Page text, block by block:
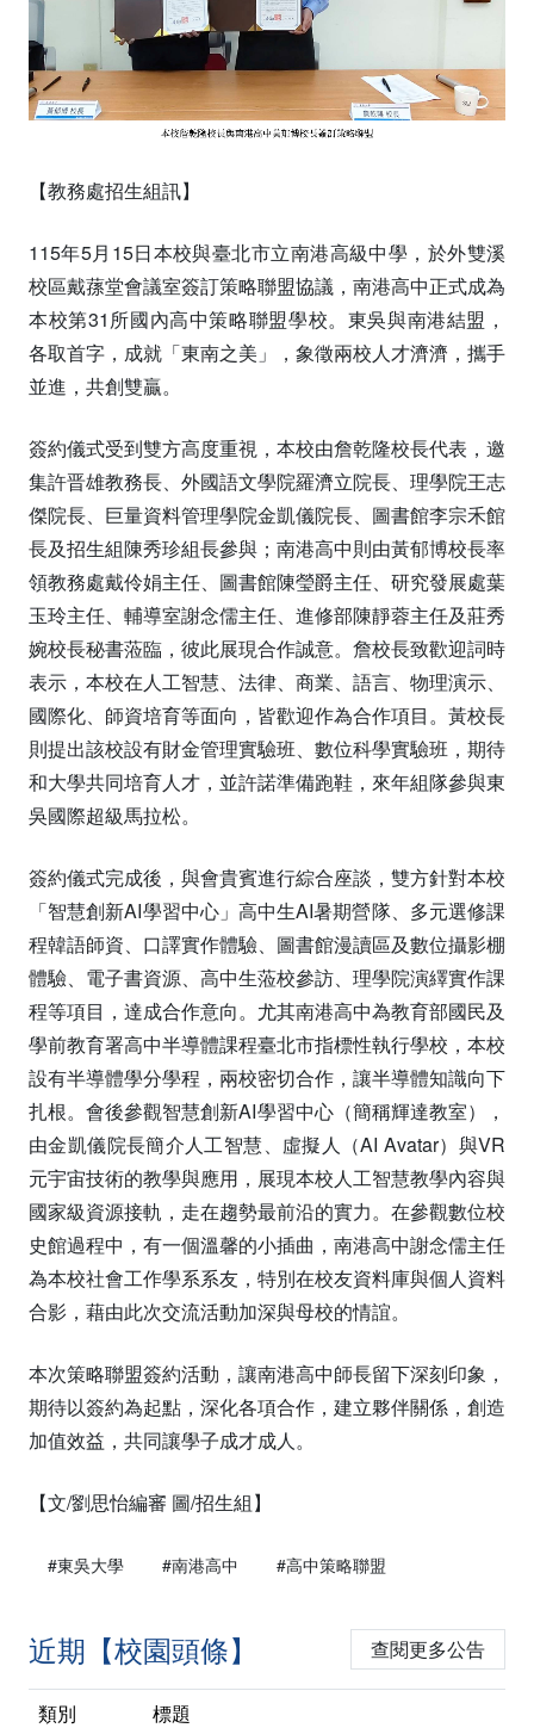
【教務處招生組訊】
115年5月15日本校與臺北市立南港高級中學，於外雙溪
校區戴蓀堂會議室簽訂策略聯盟協議，南港高中正式成為
本校第31所國內高中策略聯盟學校。東吳與南港結盟，
各取首字，成就「東南之美」，象徵兩校人才濟濟，攜手
並進，共創雙贏。
簽約儀式受到雙方高度重視，本校由詹乾隆校長代表，邀
集許晋雄教務長、外國語文學院羅濟立院長、理學院王志
傑院長、巨量資料管理學院金凱儀院長、圖書館李宗禾館
長及招生組陳秀珍組長參與；南港高中則由黃郁博校長率
領教務處戴伶娟主任、圖書館陳瑩爵主任、研究發展處葉
玉玲主任、輔導室謝念儒主任、進修部陳靜蓉主任及莊秀
婉校長秘書蒞臨，彼此展現合作誠意。詹校長致歡迎詞時
表示，本校在人工智慧、法律、商業、語言、物理演示、
國際化、師資培育等面向，皆歡迎作為合作項目。黃校長
則提出該校設有財金管理實驗班、數位科學實驗班，期待
和大學共同培育人才，並許諾準備跑鞋，來年組隊參與東
吳國際超級馬拉松。
簽約儀式完成後，與會貴賓進行綜合座談，雙方針對本校
「智慧創新AI學習中心」高中生AI暑期營隊、多元選修課
程韓語師資、口譯實作體驗、圖書館漫讀區及數位攝影棚
體驗、電子書資源、高中生蒞校參訪、理學院演繹實作課
程等項目，達成合作意向。尤其南港高中為教育部國民及
學前教育署高中半導體課程臺北市指標性執行學校，本校
設有半導體學分學程，兩校密切合作，讓半導體知識向下
扎根。會後參觀智慧創新AI學習中心（簡稱輝達教室），
由金凱儀院長簡介人工智慧、虛擬人（AI Avatar）與VR
元宇宙技術的教學與應用，展現本校人工智慧教學內容與
國家級資源接軌，走在趨勢最前沿的實力。在參觀數位校
史館過程中，有一個溫馨的小插曲，南港高中謝念儒主任
為本校社會工作學系系友，特別在校友資料庫與個人資料
合影，藉由此次交流活動加深與母校的情誼。
本次策略聯盟簽約活動，讓南港高中師長留下深刻印象，
期待以簽約為起點，深化各項合作，建立夥伴關係，創造
加值效益，共同讓學子成才成人。
【文/劉思怡編審 圖/招生組】
#東吳大學 #南港高中 #高中策略聯盟
近期【校園頭條】 查閱更多公告
類別
標題